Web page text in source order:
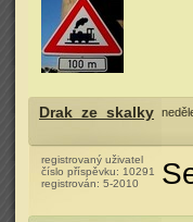
Drak_ze_skalky
registrovaný uživatel
číslo příspěvku: 10291
registrován: 5-2010